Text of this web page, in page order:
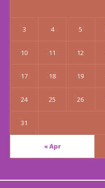
« Apr
3 4 5
10 11 12
17 18 19
24 25 26
31